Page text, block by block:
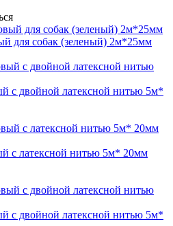
для собак (зеленый) 2м*25мм
с двойной латексной нитью 5м*
с латексной нитью 5м* 20мм
с двойной латексной нитью 5м*